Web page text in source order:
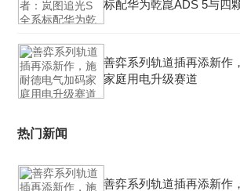
标配华为乾崑ADS 5与四
善弈系列轨道插再添新作
家庭用电升级赛道
热门新闻
善弈系列轨道插再添新作